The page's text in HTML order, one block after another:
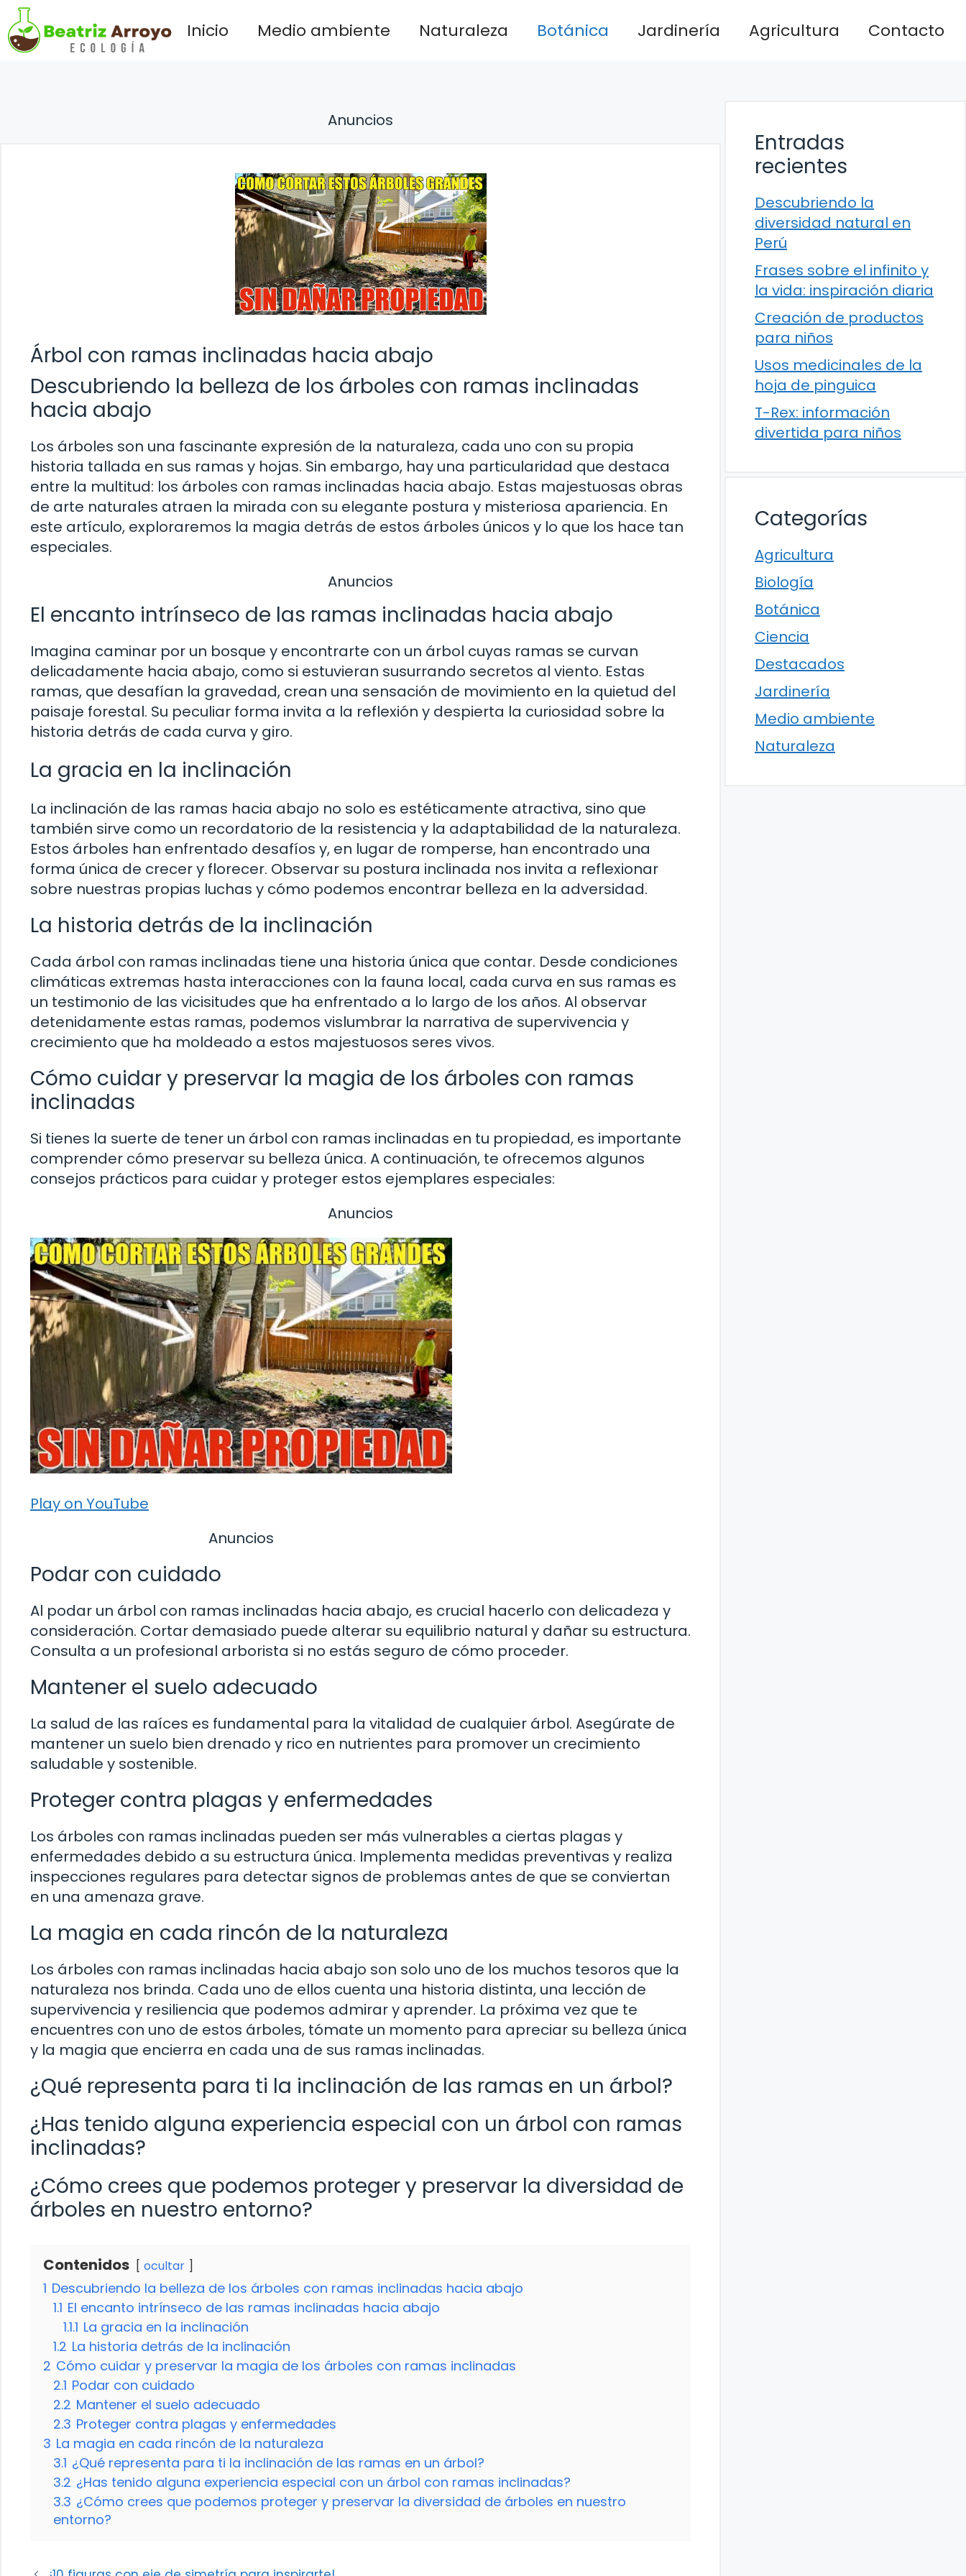
Saltar
al
contenido
Inicio Medio ambiente Naturaleza Botánica Jardinería Agricultura Contacto
Anuncios
Árbol con ramas inclinadas hacia abajo
Descubriendo la belleza de los árboles con ramas inclinadas
hacia abajo
Los árboles son una fascinante expresión de la naturaleza, cada uno con su propia
historia tallada en sus ramas y hojas. Sin embargo, hay una particularidad que destaca
entre la multitud: los árboles con ramas inclinadas hacia abajo. Estas majestuosas obras
de arte naturales atraen la mirada con su elegante postura y misteriosa apariencia. En
este artículo, exploraremos la magia detrás de estos árboles únicos y lo que los hace tan
especiales.
Anuncios
El encanto intrínseco de las ramas inclinadas hacia abajo
Imagina caminar por un bosque y encontrarte con un árbol cuyas ramas se curvan
delicadamente hacia abajo, como si estuvieran susurrando secretos al viento. Estas
ramas, que desafían la gravedad, crean una sensación de movimiento en la quietud del
paisaje forestal. Su peculiar forma invita a la reflexión y despierta la curiosidad sobre la
historia detrás de cada curva y giro.
La gracia en la inclinación
La inclinación de las ramas hacia abajo no solo es estéticamente atractiva, sino que
también sirve como un recordatorio de la resistencia y la adaptabilidad de la naturaleza.
Estos árboles han enfrentado desafíos y, en lugar de romperse, han encontrado una
forma única de crecer y florecer. Observar su postura inclinada nos invita a reflexionar
sobre nuestras propias luchas y cómo podemos encontrar belleza en la adversidad.
La historia detrás de la inclinación
Cada árbol con ramas inclinadas tiene una historia única que contar. Desde condiciones
climáticas extremas hasta interacciones con la fauna local, cada curva en sus ramas es
un testimonio de las vicisitudes que ha enfrentado a lo largo de los años. Al observar
detenidamente estas ramas, podemos vislumbrar la narrativa de supervivencia y
crecimiento que ha moldeado a estos majestuosos seres vivos.
Cómo cuidar y preservar la magia de los árboles con ramas
inclinadas
Si tienes la suerte de tener un árbol con ramas inclinadas en tu propiedad, es importante
comprender cómo preservar su belleza única. A continuación, te ofrecemos algunos
consejos prácticos para cuidar y proteger estos ejemplares especiales:
Anuncios
Play on YouTube
Anuncios
Podar con cuidado
Al podar un árbol con ramas inclinadas hacia abajo, es crucial hacerlo con delicadeza y
consideración. Cortar demasiado puede alterar su equilibrio natural y dañar su estructura.
Consulta a un profesional arborista si no estás seguro de cómo proceder.
Mantener el suelo adecuado
La salud de las raíces es fundamental para la vitalidad de cualquier árbol. Asegúrate de
mantener un suelo bien drenado y rico en nutrientes para promover un crecimiento
saludable y sostenible.
Proteger contra plagas y enfermedades
Los árboles con ramas inclinadas pueden ser más vulnerables a ciertas plagas y
enfermedades debido a su estructura única. Implementa medidas preventivas y realiza
inspecciones regulares para detectar signos de problemas antes de que se conviertan
en una amenaza grave.
La magia en cada rincón de la naturaleza
Los árboles con ramas inclinadas hacia abajo son solo uno de los muchos tesoros que la
naturaleza nos brinda. Cada uno de ellos cuenta una historia distinta, una lección de
supervivencia y resiliencia que podemos admirar y aprender. La próxima vez que te
encuentres con uno de estos árboles, tómate un momento para apreciar su belleza única
y la magia que encierra en cada una de sus ramas inclinadas.
¿Qué representa para ti la inclinación de las ramas en un árbol?
¿Has tenido alguna experiencia especial con un árbol con ramas
inclinadas?
¿Cómo crees que podemos proteger y preservar la diversidad de
árboles en nuestro entorno?
Contenidos ocultar
1 Descubriendo la belleza de los árboles con ramas inclinadas hacia abajo
1.1 El encanto intrínseco de las ramas inclinadas hacia abajo
1.1.1 La gracia en la inclinación
1.2 La historia detrás de la inclinación
2 Cómo cuidar y preservar la magia de los árboles con ramas inclinadas
2.1 Podar con cuidado
2.2 Mantener el suelo adecuado
2.3 Proteger contra plagas y enfermedades
3 La magia en cada rincón de la naturaleza
3.1 ¿Qué representa para ti la inclinación de las ramas en un árbol?
3.2 ¿Has tenido alguna experiencia especial con un árbol con ramas inclinadas?
3.3 ¿Cómo crees que podemos proteger y preservar la diversidad de árboles en nuestro
entorno?
Entradas
recientes
Descubriendo la
diversidad natural en
Perú
Frases sobre el infinito y
la vida: inspiración diaria
Creación de productos
para niños
Usos medicinales de la
hoja de pinguica
T-Rex: información
divertida para niños
Categorías
Agricultura
Biología
Botánica
Ciencia
Destacados
Jardinería
Medio ambiente
Naturaleza